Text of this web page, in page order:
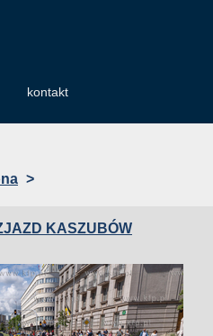
kontakt
>
KASZUBÓW